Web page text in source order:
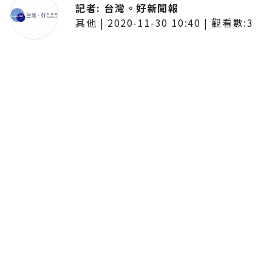
記者: 台灣。好新聞報
其他 | 2020-11-30 10:40 | 觀看數:3